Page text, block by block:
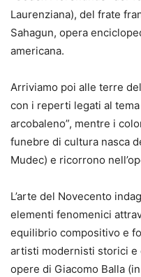
Laurenziana), del frate
Sahagun, opera
americana.
Arriviamo poi alle terre
con i reperti legati al
arcobaleno”, mentre i
funebre di cultura nasca
Mudec) e ricorrono
L’arte del Novecento
elementi fenomenici
equilibrio compositivo e
artisti modernisti storici e
opere di Giacomo Balla